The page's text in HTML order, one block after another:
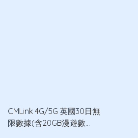
CMLink 4G/5G 英國30日無
限數據(含20GB漫遊數